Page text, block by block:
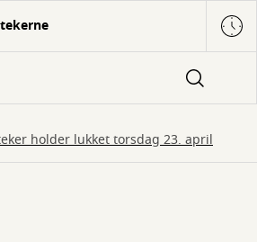
holder lukket torsdag 23. april